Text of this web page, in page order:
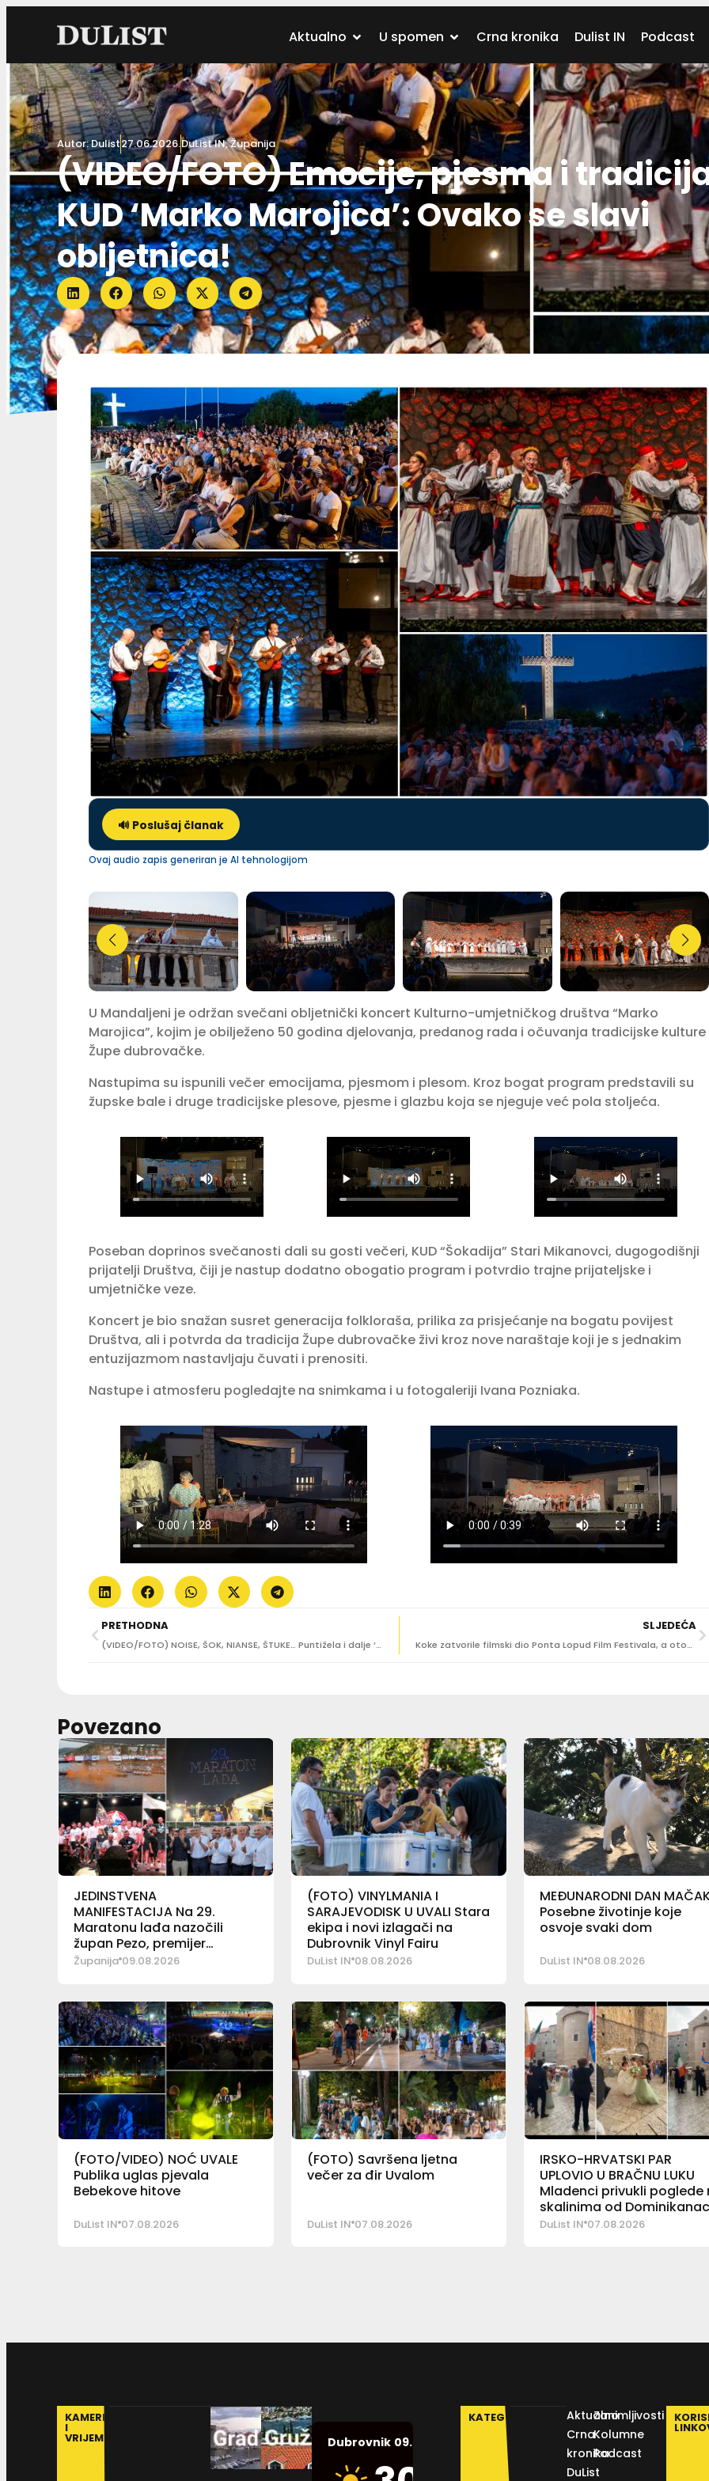
Aktualno U spomen Crna kronika Dulist IN Podcast
Autor:Dulist27.06.2026.DuList IN,Županija
(VIDEO/FOTO) Emocije, pjesma i
KUD ‘Marko Marojica’: Ovako se slavi
obljetnica!
🔊 Poslušaj članak
Ovaj audio zapis generiran je AI tehnologijom
U Mandaljeni je održan svečani obljetnički koncert Kulturno-umjetničkog društva “Marko
Marojica”, kojim je obilježeno 50 godina djelovanja, predanog rada i očuvanja tradicijske kulture
Župe dubrovačke.
Nastupima su ispunili večer emocijama, pjesmom i plesom. Kroz bogat program predstavili su
župske bale i druge tradicijske plesove, pjesme i glazbu koja se njeguje već pola stoljeća.
Poseban doprinos svečanosti dali su gosti večeri, KUD “Šokadija” Stari Mikanovci, dugogodišnji
prijatelji Društva, čiji je nastup dodatno obogatio program i potvrdio trajne prijateljske i
umjetničke veze.
Koncert je bio snažan susret generacija folkloraša, prilika za prisjećanje na bogatu povijest
Društva, ali i potvrda da tradicija Župe dubrovačke živi kroz nove naraštaje koji je s jednakim
entuzijazmom nastavljaju čuvati i prenositi.
Nastupe i atmosferu pogledajte na snimkama i u fotogaleriji Ivana Pozniaka.
PRETHODNA
(VIDEO/FOTO) NOISE, ŠOK, NIANSE, ŠTUKE… Puntižela i dalje ‘rastura’ Župu u snažnom ritmu
SLJEDEĆA
Koke zatvorile filmski dio Ponta Lopud Film Festivala, a otok se sprema za glazbeno finale
Povezano
JEDINSTVENA
MANIFESTACIJA Na 29.
Maratonu lađa nazočili
župan Pezo, premijer
Plenković i ministar Bačić
Županija 09.08.2026
(FOTO) VINYLMANIA I
SARAJEVODISK U UVALI Stara
ekipa i novi izlagači na
Dubrovnik Vinyl Fairu
DuList IN 08.08.2026
MEĐUNARODNI DAN
Posebne životinje koje
osvoje svaki dom
DuList IN 08.08.2026
(FOTO/VIDEO) NOĆ UVALE
Publika uglas pjevala
Bebekove hitove
DuList IN 07.08.2026
(FOTO) Savršena ljetna
večer za đir Uvalom
DuList IN 07.08.2026
IRSKO-HRVATSKI PAR
UPLOVIO U BRAČNU LUKU
Mladenci privukli poglede
skalinima od
DuList IN 07.08.2026
KAMERE
I
VRIJEME Dubrovnik 09.08.2026.
Humidity:
KATEGORIJE
Aktualno
Crna
kronika
DuList
Zanimljivosti
Kolumne
Podcast